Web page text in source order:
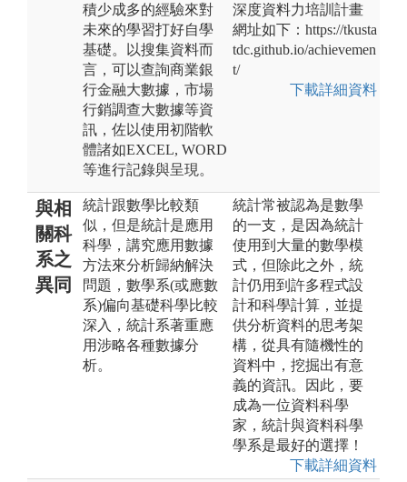
積少成多的經驗來對
未來的學習打好自學
基礎。以搜集資料而
言，可以查詢商業銀
行金融大數據，市場
行銷調查大數據等資
訊，佐以使用初階軟
體諸如EXCEL, WORD
等進行記錄與呈現。
深度資料力培訓計畫
網址如下：https://tkusta
tdc.github.io/achievemen
t/
下載詳細資料
與相
關科
系之
異同
統計跟數學比較類
似，但是統計是應用
科學，講究應用數據
方法來分析歸納解決
問題，數學系(或應數
系)偏向基礎科學比較
深入，統計系著重應
用涉略各種數據分
析。
統計常被認為是數學
的一支，是因為統計
使用到大量的數學模
式，但除此之外，統
計仍用到許多程式設
計和科學計算，並提
供分析資料的思考架
構，從具有隨機性的
資料中，挖掘出有意
義的資訊。因此，要
成為一位資料科學
家，統計與資料科學
學系是最好的選擇！
下載詳細資料